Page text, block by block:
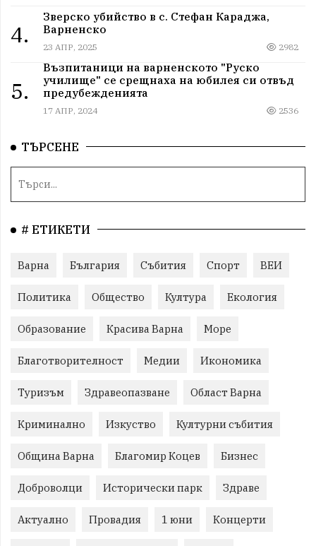
4.
Зверско убийство в с. Стефан Караджа,
Варненско
23 АПР, 2025 2982
5.
Възпитаници на варненското "Руско
училище" се срещнаха на юбилея си отвъд
предубежденията
17 АПР, 2024 2536
ТЪРСЕНЕ
# ЕТИКЕТИ
Варна България Събития Спорт ВЕИ
Политика Общество Култура Екология
Образование Красива Варна Море
Благотворителност Медии Икономика
Туризъм Здравеопазване Област Варна
Криминално Изкуство Културни събития
Община Варна Благомир Коцев Бизнес
Доброволци Исторически парк Здраве
Актуално Провадия 1 юни Концерти